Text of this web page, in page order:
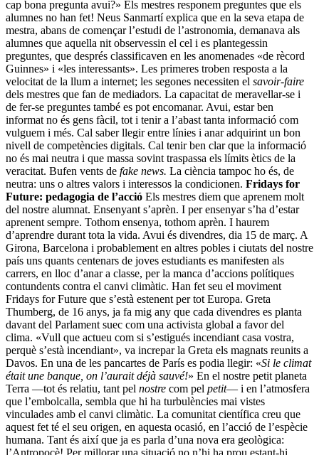
cap bona pregunta avui?» Els mestres responem preguntes que els
alumnes no han fet! Neus Sanmartí explica que en la seva etapa de
mestra, abans de començar l’estudi de l’astrono­mia, demanava als
alumnes que aquella nit observessin el cel i es plantegessin
preguntes, que després classificaven en les anomenades «de rècord
Guinnes» i «les interessants». Les primeres troben resposta a la
velocitat de la llum a internet; les segones necessiten el savoir-faire
dels mestres que fan de mediadors. La capaci­tat de meravellar-se i
de fer-se preguntes també es pot encomanar. Avui, estar ben
informat no és gens fàcil, tot i tenir a l’abast tanta informació com
vulguem i més. Cal saber llegir entre línies i anar adquirint un bon
nivell de competències digitals. Cal tenir ben clar que la informació
no és mai neutra i que massa sovint traspassa els límits ètics de la
veracitat. Bufen vents de fake news. La ciència tampoc ho és, de
neutra: uns o altres valors i interessos la condicionen. Fridays for
Future: pedagogia de l’acció Els mestres diem que aprenem molt
del nostre alumnat. Ensenyant s’aprèn. I per ensenyar s’ha d’estar
aprenent sempre. Tothom ensenya, tothom aprèn. I haurem
d’aprendre durant tota la vida. Avui és divendres, dia 15 de març. A
Gi­rona, Barcelona i probablement en altres pobles i ciutats del nostre
país uns quants centenars de joves estudiants es manifesten als
carrers, en lloc d’anar a classe, per la manca d’accions polítiques
contundents contra el canvi climàtic. Han fet seu el moviment
Fridays for Future que s’està es­tenent per tot Europa. Greta
Thumberg, de 16 anys, ja fa mig any que cada divendres es planta
davant del Parlament suec com una activista global a favor del
clima. «Vull que actueu com si s’estigués incendiant casa vostra,
perquè s’està incendiant», va increpar la Greta els magnats reunits a
Davos. En una de les pancartes de París es podia llegir: «Si le climat
était une banque, on l’aurait déjà sauvé!» En el nostre petit planeta
Terra —tot és relatiu, tant pel nostre com pel petit— i en l’atmosfera
que l’embolcalla, sembla que hi ha turbulències mai vistes
vinculades amb el canvi climàtic. La comunitat cien­tífica creu que
aquest fet té el seu origen, en aquesta ocasió, en l’acció de l’espècie
humana. Tant és així que ja es parla d’una nova era geològica:
l’Antropocè! Per millorar una situació no n’hi ha prou estant-hi